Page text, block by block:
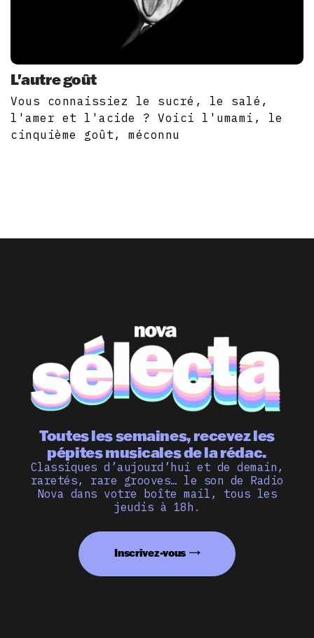
L'autre goût
Vous connaissiez le sucré, le salé,
l'amer et l'acide ? Voici l'umami, le
cinquième goût, méconnu
Toutes les semaines, recevez les
pépites musicales de la rédac.
Classiques d’aujourd’hui et de demain,
raretés, rare grooves… le son de Radio
Nova dans votre boîte mail, tous les
jeudis à 18h.
Inscrivez-vous